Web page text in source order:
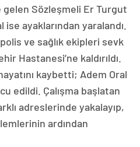
gelen Sözleşmeli Er Turgut
ayaklarından yaralandı.
ve sağlık ekipleri sevk
Hastanesi’ne kaldırıldı.
kaybetti; Adem Oral
edildi. Çalışma başlatan
adreslerinde yakalayıp,
ardından